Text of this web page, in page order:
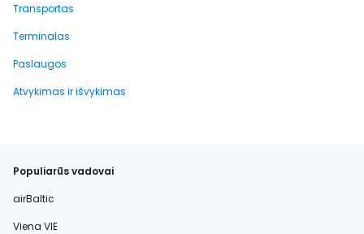
Transportas
Terminalas
Paslaugos
Atvykimas ir išvykimas
Populiarūs vadovai
airBaltic
Viena VIE